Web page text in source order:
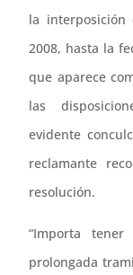
la interposición
2008, hasta la
que aparece
las
evidente
reclamante
resolución.
“Importa
prolongada